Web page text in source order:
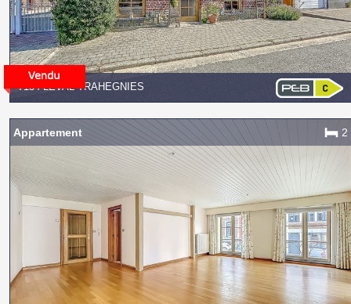
7134 LEVAL-TRAHEGNIES
Appartement 2